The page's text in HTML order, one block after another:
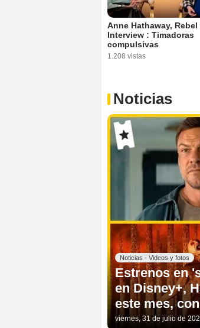
Anne Hathaway,
Interview : Timadoras
compulsivas
1.208 vistas
Noticias
Noticias - Videos y fotos
Estrenos en
en Disney+,
este mes,
viernes, 31 de julio de